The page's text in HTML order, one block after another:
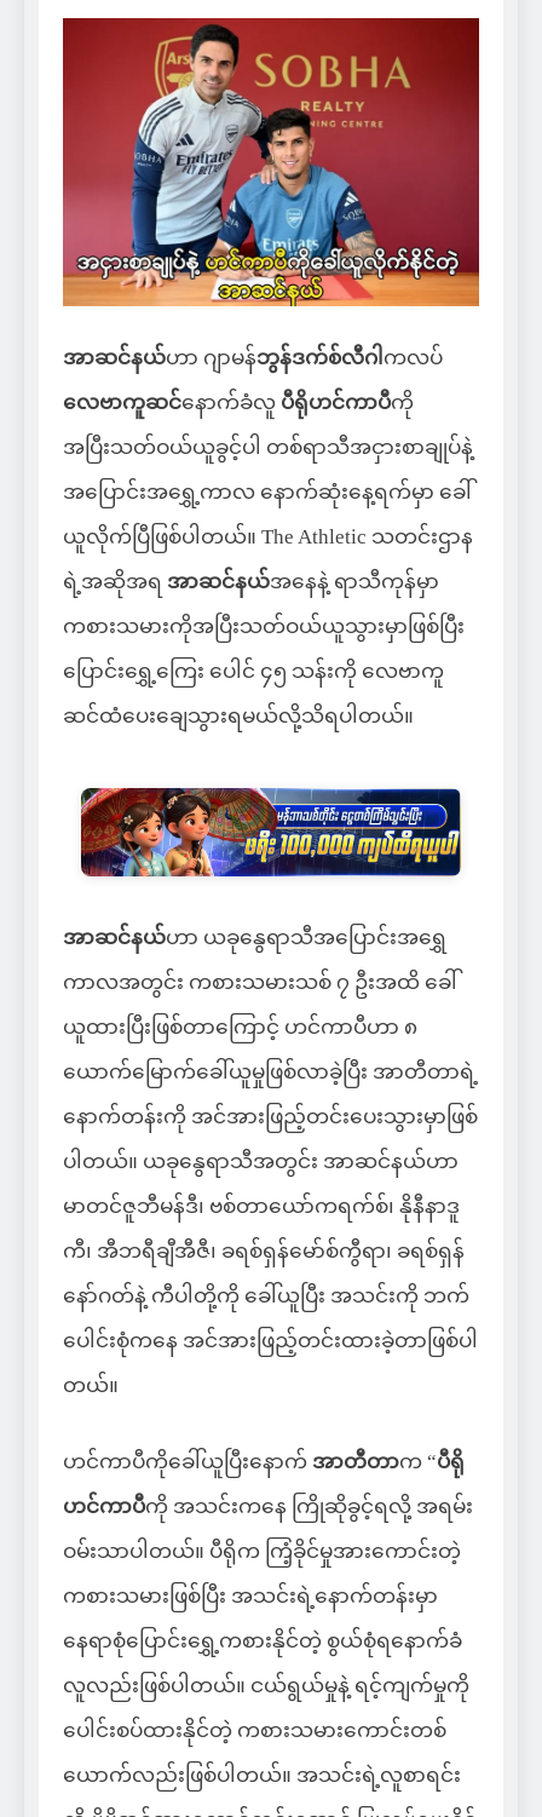
အာဆင်နယ်ဟာ ဂျာမန်ဘွန်ဒက်စ်လီဂါ ကလပ်
လေဗာကူဆင်နောက်ခံလူ ပီရိုဟင်ကာပီကို
အပြီးသတ်ဝယ်ယူခွင့်ပါ တစ်ရာသီအငှားစာချုပ်နဲ့
အပြောင်းအရွှေ့ကာလ နောက်ဆုံးနေ့ရက်မှာ ခေါ်
ယူလိုက်ပြီဖြစ်ပါတယ်။ The Athletic သတင်းဌာန
ရဲ့အဆိုအရ အာဆင်နယ်အနေနဲ့ ရာသီကုန်မှာ
ကစားသမားကိုအပြီးသတ်ဝယ်ယူသွားမှာဖြစ်ပြီး
ပြောင်းရွှေ့ကြေး ပေါင် ၄၅ သန်းကို လေဗာကူ
ဆင်ထံပေးချေသွားရမယ်လို့သိရပါတယ်။
အာဆင်နယ်ဟာ ယခုနွေရာသီအပြောင်းအရွှေ
ကာလအတွင်း ကစားသမားသစ် ၇ ဦးအထိ ခေါ်
ယူထားပြီးဖြစ်တာကြောင့် ဟင်ကာပီဟာ ၈
ယောက်မြောက်ခေါ်ယူမှုဖြစ်လာခဲ့ပြီး အာတီတာရဲ့
နောက်တန်းကို အင်အားဖြည့်တင်းပေးသွားမှာဖြစ်
ပါတယ်။ ယခုနွေရာသီအတွင်း အာဆင်နယ်ဟာ
မာတင်ဇူဘီမန်ဒီ၊ ဗစ်တာယော်ကရက်စ်၊ နိုနီနာဒူ
ကီ၊ အီဘရီချီအီဇီ၊ ခရစ်ရှန်မော်စ်ကွီရာ၊ ခရစ်ရှန်
နော်ဂတ်နဲ့ ကီပါတို့ကို ခေါ်ယူပြီး အသင်းကို ဘက်
ပေါင်းစုံကနေ အင်အားဖြည့်တင်းထားခဲ့တာဖြစ်ပါ
တယ်။
ဟင်ကာပီကိုခေါ်ယူပြီးနောက် အာတီတာက “ပီရို
ဟင်ကာပီကို အသင်းကနေ ကြိုဆိုခွင့်ရလို့ အရမ်း
ဝမ်းသာပါတယ်။ ပီရိုက ကြံ့ခိုင်မှုအားကောင်းတဲ့
ကစားသမားဖြစ်ပြီး အသင်းရဲ့နောက်တန်းမှာ
နေရာစုံပြောင်းရွှေ့ကစားနိုင်တဲ့ စွယ်စုံရနောက်ခံ
လူလည်းဖြစ်ပါတယ်။ ငယ်ရွယ်မှုနဲ့ ရင့်ကျက်မှုကို
ပေါင်းစပ်ထားနိုင်တဲ့ ကစားသမားကောင်းတစ်
ယောက်လည်းဖြစ်ပါတယ်။ အသင်းရဲ့လူစာရင်း